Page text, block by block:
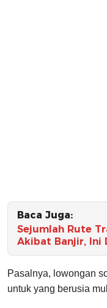
Baca Juga:
Sejumlah Rute
Akibat Banjir, Ini
Pasalnya, lowongan
untuk yang berusia